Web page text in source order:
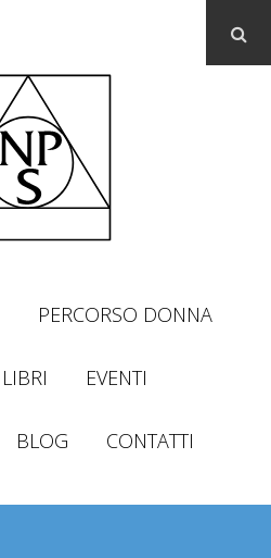
PERCORSO DONNA
LIBRI EVENTI
BLOG CONTATTI